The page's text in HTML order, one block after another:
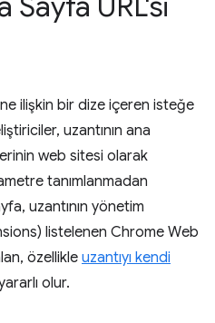
ilişkin bir dize içeren isteğe
uzantının ana
web sitesi olarak
tanımlanmadan
uzantının yönetim
listelenen Chrome Web
özellikle uzantıyı kendi
olur.